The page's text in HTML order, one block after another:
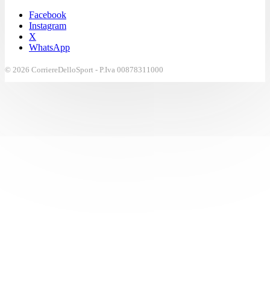
Facebook
Instagram
X
WhatsApp
© 2026 CorriereDelloSport - P.Iva 00878311000